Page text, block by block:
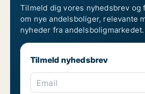
Tilmeld dig vores nyhedsbrev og
om nye andelsboliger, relevante
nyheder fra andelsboligmarkedet.
Tilmeld nyhedsbrev
Email